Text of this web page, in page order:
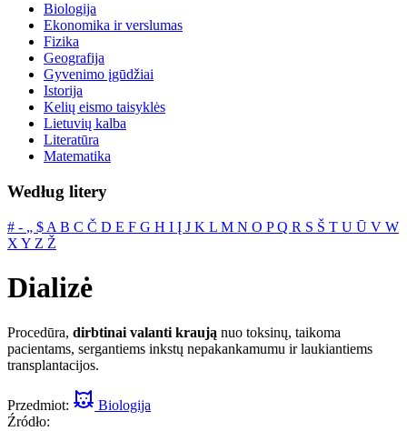
Biologija
Ekonomika ir verslumas
Fizika
Geografija
Gyvenimo įgūdžiai
Istorija
Kelių eismo taisyklės
Lietuvių kalba
Literatūra
Matematika
Według litery
# ‐ „ $ A B C Č D E F G H I Į J K L M N O PQ R S Š T U Ū V W
X Y Z Ž
Dializė
Procedūra, dirbtinai valanti kraują nuo toksinų, taikoma
pacientams, sergantiems inkstų nepakankamumu ir laukiantiems
transplantacijos.
Przedmiot:
Biologija
Źródło: